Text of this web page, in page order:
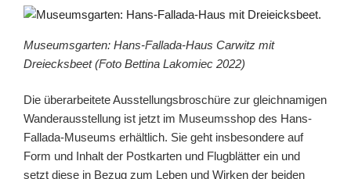
Museumsgarten: Hans-Fallada-Haus Carwitz mit
Dreiecksbeet (Foto Bettina Lakomiec 2022)
Die überarbeitete Ausstellungsbroschüre zur gleichnamigen
Wanderausstellung ist jetzt im Museumsshop des Hans-
Fallada-Museums erhältlich. Sie geht insbesondere auf
Form und Inhalt der Postkarten und Flugblätter ein und
setzt diese in Bezug zum Leben und Wirken der beiden